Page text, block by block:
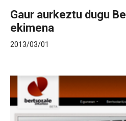
Gaur aurkeztu dugu
ekimena
2013/03/01